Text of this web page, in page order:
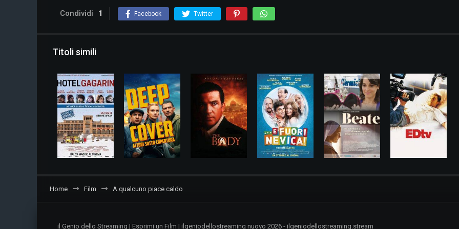
Condividi 1 Facebook Twitter
Titoli simili
Home Film A qualcuno piace caldo
il Genio dello Streaming | Esprimi un Film | ilgeniodellostreaming nuovo 2026 - ilgeniodellostreaming.stream